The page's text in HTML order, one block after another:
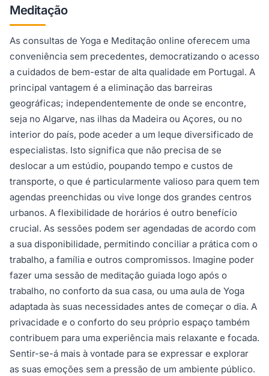
Meditação
As consultas de Yoga e Meditação online oferecem uma
conveniência sem precedentes, democratizando o acesso
a cuidados de bem-estar de alta qualidade em Portugal. A
principal vantagem é a eliminação das barreiras
geográficas; independentemente de onde se encontre,
seja no Algarve, nas ilhas da Madeira ou Açores, ou no
interior do país, pode aceder a um leque diversificado de
especialistas. Isto significa que não precisa de se
deslocar a um estúdio, poupando tempo e custos de
transporte, o que é particularmente valioso para quem tem
agendas preenchidas ou vive longe dos grandes centros
urbanos. A flexibilidade de horários é outro benefício
crucial. As sessões podem ser agendadas de acordo com
a sua disponibilidade, permitindo conciliar a prática com o
trabalho, a família e outros compromissos. Imagine poder
fazer uma sessão de meditação guiada logo após o
trabalho, no conforto da sua casa, ou uma aula de Yoga
adaptada às suas necessidades antes de começar o dia. A
privacidade e o conforto do seu próprio espaço também
contribuem para uma experiência mais relaxante e focada.
Sentir-se-á mais à vontade para se expressar e explorar
as suas emoções sem a pressão de um ambiente público.